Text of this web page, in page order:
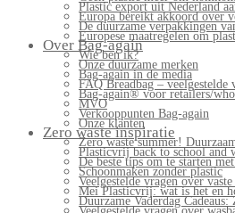
Plastic export uit Nederland
Europa bereikt akkoord over
De duurzame verpakkingen
Europese maatregelen om
Over Bag-again
Wie ben ik?
Onze duurzame merken
Bag-again in de media
FAQ Breadbag – veelgestelde
Bag-again® voor retailers/
MVO
Verkooppunten Bag-again
Onze klanten
Zero waste inspiratie
Zero waste summer!
Plasticvrij back to school and
De beste tips om te starten
Schoonmaken zonder plastic
Veelgestelde vragen over
Mei Plasticvrij: wat is het en
Duurzame Vaderdag